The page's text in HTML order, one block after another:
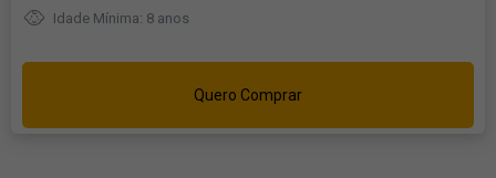
Idade Mínima: 8 anos
Quero Comprar